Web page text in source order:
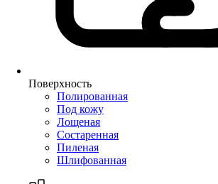
Поверхность
Полированная
Под кожу
Лощеная
Состаренная
Пиленая
Шлифованная